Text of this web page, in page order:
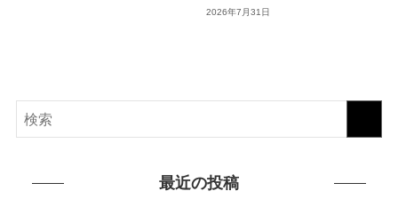
2026年7月31日
最近の投稿